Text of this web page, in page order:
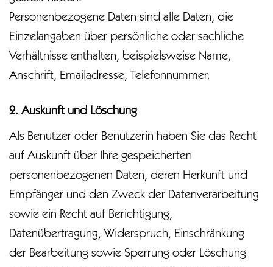
Personenbezogene Daten sind alle Daten, die
Einzelangaben über persönliche oder sachliche
Verhältnisse enthalten, beispielsweise Name,
Anschrift, Emailadresse, Telefonnummer.
2. Auskunft und Löschung
Als Benutzer oder Benutzerin haben Sie das Recht
auf Auskunft über Ihre gespeicherten
personenbezogenen Daten, deren Herkunft und
Empfänger und den Zweck der Datenverarbeitung
sowie ein Recht auf Berichtigung,
Datenübertragung, Widerspruch, Einschränkung
der Bearbeitung sowie Sperrung oder Löschung